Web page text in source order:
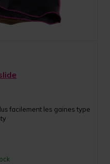
facilement les gaines type